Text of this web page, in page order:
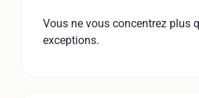
Vous ne vous concentrez plus
exceptions.